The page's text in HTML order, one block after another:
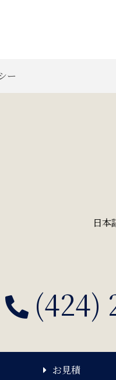
ー
日本
(424)
お見積